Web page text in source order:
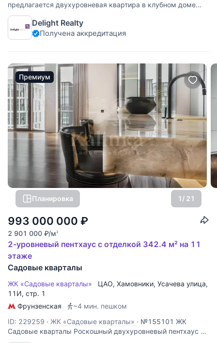
предлагается двухуровневая квартира в клубном доме
общей площадью 305 кв.м. Планировкой предусмотрено:
Первый уровень - холл, просторная гостиная (высота
потолка достигает до 5 метров), кухня-столовая, 2
Delight Realty
Получена аккредитация
Премиум
Планировка 1/ 21
993 000 000 ₽
2 901 000 ₽/м2
2-уровневый пентхаус с отделкой 342.4 м² на 11
этаже
Садовые кварталы
ЖК «Садовые кварталы» ЦАО, Хамовники, Усачева улица,
11И, стр. 1
Фрунзенская
~4 мин. пешком
ID: 229259 · ЖК «Садовые кварталы» · №155101 ЖК
Садовые кварталы Роскошный двухуровневый пентхаус в
ЖК «Садовые Кварталы» общей площадью 342,4 кв.м. На